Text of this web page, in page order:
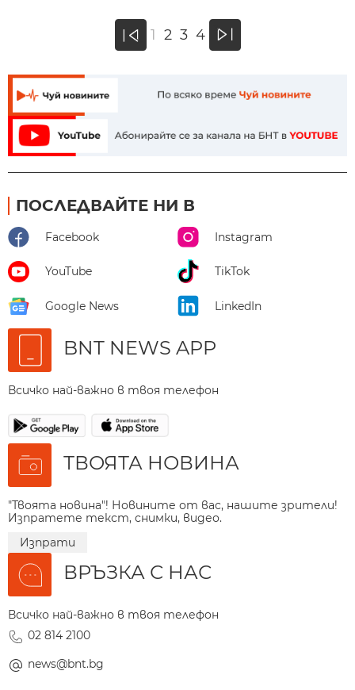
« 1 2 3 4 »
ПОСЛЕДВАЙТЕ НИ В
Facebook Instagram
YouTube TikTok
Google News LinkedIn
BNT NEWS APP
Всичко най-важно в твоя телефон
ТВОЯТА НОВИНА
"Твоята новина"! Новините от вас, нашите зрители!
Изпратете текст, снимки, видео.
Изпрати
ВРЪЗКА С НАС
Всичко най-важно в твоя телефон
02 814 2100
news@bnt.bg